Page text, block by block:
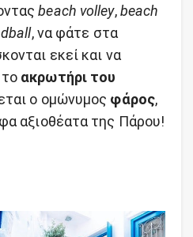
beach volley,beach
, να φάτε στα
εκεί και να
ακρωτήρι του
ο ομώνυμος φάρος,
αξιοθέατα της Πάρου!